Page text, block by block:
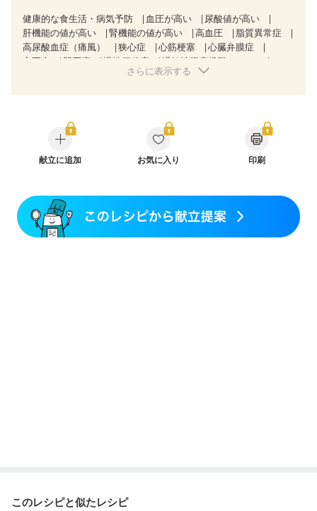
健康的な食生活・病気予防 血圧が高い
尿酸値が高い
肝機能の値が高い
腎機能の値が高い 高血圧
脂質異常症
高尿酸血症（痛風）
狭心症 心筋梗塞
心臓弁膜症
心不全
胆石症 慢性便秘症
過敏性腸症候群（IBS）
CKD（ステージ１）
乳がん治療を終えた方・経過観察中の方など
産後（ミルク）
骨粗しょう症
関節リウマチ
フレイル（年齢に合わせた体作り）
貧血対策
さらに表示する
献立に追加 お気に入り 印刷
このレシピと似たレシピ